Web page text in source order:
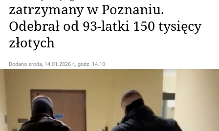
zatrzymany w Poznaniu.
Odebrał od 93-latki 150 tysięcy
złotych
Dodano środa, 14.01.2026 r., godz. 14.10